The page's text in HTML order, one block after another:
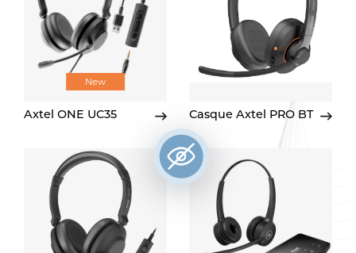
New
Axtel ONE UC35 Casque Axtel PRO BT